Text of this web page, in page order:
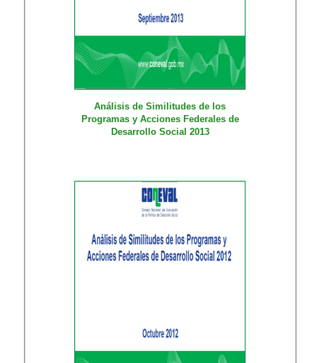
Análisis de Similitudes de los
Programas y Acciones Federales de
Desarrollo Social 2013